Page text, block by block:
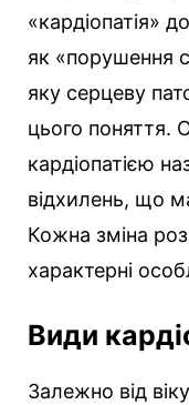
«кардіопатія»
як «порушення
яку серцеву
цього поняття.
кардіопатією
відхилень, що
Кожна зміна
характерні
Види
Залежно від